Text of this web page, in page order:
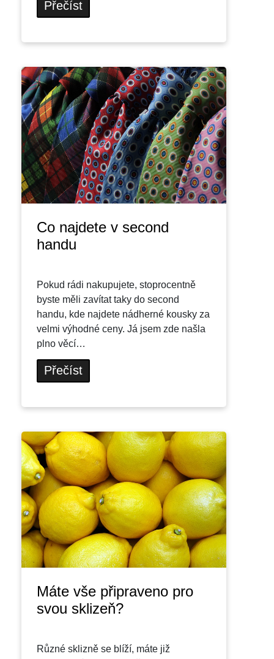
Přečíst
Co najdete v second
handu
Pokud rádi nakupujete, stoprocentně
byste měli zavítat taky do second
handu, kde najdete nádherné kousky za
velmi výhodné ceny. Já jsem zde našla
plno věcí…
Přečíst
Máte vše připraveno pro
svou sklizeň?
Různé sklizně se blíží, máte již